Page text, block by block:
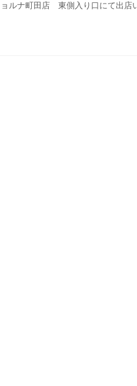
ョルナ町田店 東側入り口にて出店